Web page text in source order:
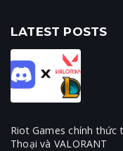
LATEST POSTS
Riot Games chính thức
Thoại và VALORANT